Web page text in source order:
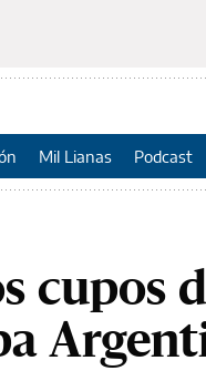
Mil Lianas Podcast
cupos